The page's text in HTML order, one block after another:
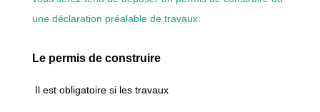
une déclaration préalable de travaux.
Le permis de construire
Il est obligatoire si les travaux